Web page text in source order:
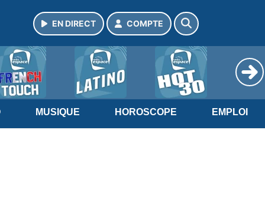
EN DIRECT COMPTE
MUSIQUE HOROSCOPE EMPLOI